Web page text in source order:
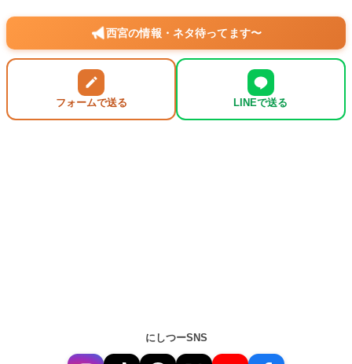
西宮の情報・ネタ待ってます〜
フォームで送る LINEで送る
にしつーSNS